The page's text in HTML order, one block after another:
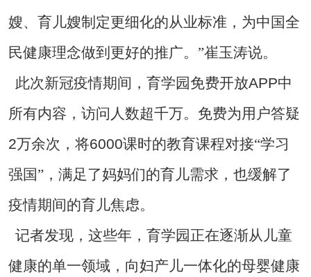
嫂、育儿嫂制定更细化的从业标准，为中国全
民健康理念做到更好的推广。”崔玉涛说。
此次新冠疫情期间，育学园免费开放APP中
所有内容，访问人数超千万。免费为用户答疑
2万余次，将6000课时的教育课程对接“学习
强国”，满足了妈妈们的育儿需求，也缓解了
疫情期间的育儿焦虑。
记者发现，这些年，育学园正在逐渐从儿童
健康的单一领域，向妇产儿一体化的母婴健康